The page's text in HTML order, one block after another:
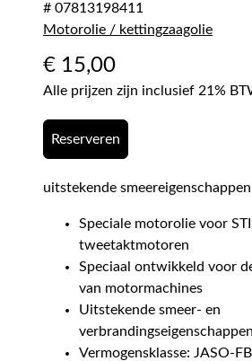
# 07813198411
Motorolie / kettingzaagolie
€ 15,00
Alle prijzen zijn inclusief 21%
Reserveren
uitstekende smeereigenschappen
Speciale motorolie voor
tweetaktmotoren
Speciaal ontwikkeld voor
van motormachines
Uitstekende smeer- en
verbrandingseigenschappen
Vermogensklasse: JASO-